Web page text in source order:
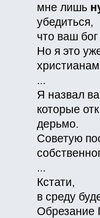
мне лишь
убедиться,
что ваш
Но я это
...
Я назвал
которые
дерьмо.
Советую
...
Кстати,
в среду
Обрезание